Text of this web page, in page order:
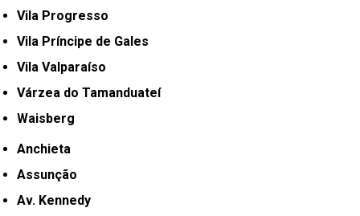
Vila Progresso
Vila Príncipe de Gales
Vila Valparaíso
Várzea do Tamanduateí
Waisberg
Anchieta
Assunção
Av. Kennedy